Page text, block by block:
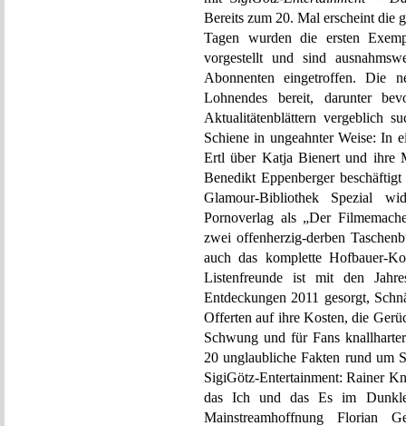
Bereits zum 20. Mal erscheint die
Tagen wurden die ersten
vorgestellt und sind
Abonnenten eingetroffen. Die
Lohnendes bereit, darunter
Aktualitätenblättern vergeblich
Schiene in ungeahnter Weise: In
Ertl über Katja Bienert und ihre
Benedikt Eppenberger
Glamour-Bibliothek Spezial
Pornoverlag als „Der
zwei offenherzig-derben
auch das komplette Hofbauer-
Listenfreunde ist mit den
Entdeckungen 2011 gesorgt,
Offerten auf ihre Kosten, die
Schwung und für Fans
20 unglaubliche Fakten rund um
SigiGötz-Entertainment: Rainer
das Ich und das Es im
Mainstreamhoffnung Florian